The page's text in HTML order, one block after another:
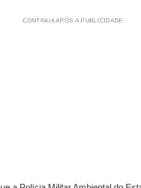
CONTINUA APÓS A PUBLICIDADE